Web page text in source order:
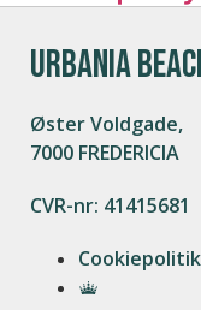
URBANIA
Øster Voldgade,
7000 FREDERICIA
CVR-nr: 41415681